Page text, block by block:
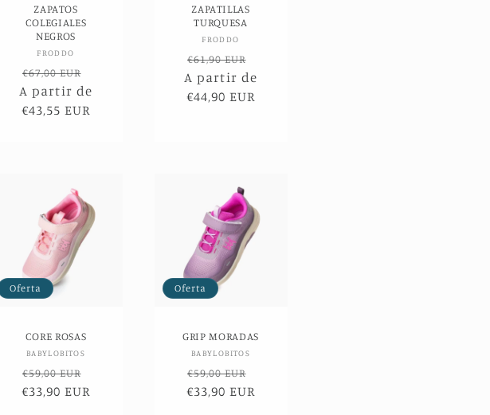
ZAPATOS
COLEGIALES
NEGROS
Proveedor:
FRODDO
Precio
habitual
€67,00 EUR
de
oferta
A partir de
€43,55 EUR
ZAPATILLAS
TURQUESA
Proveedor:
FRODDO
Precio
habitual
€61,90 EUR
de
oferta
A partir de
€44,90 EUR
Oferta
CORE ROSAS
Proveedor:
BABYLOBITOS
Precio
habitual
€59,00 EUR
de
€33,90 EUR
Oferta
GRIP MORADAS
Proveedor:
BABYLOBITOS
Precio
habitual
€59,00 EUR
de
€33,90 EUR